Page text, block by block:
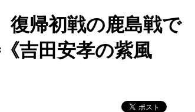
復帰初戦の鹿島戦で
吉田安孝の紫風